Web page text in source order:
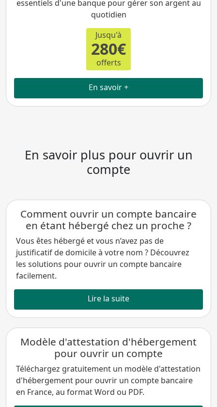
essentiels d'une banque pour gérer son argent au
quotidien
Jusqu'à
280€
offerts
En savoir +
En savoir plus pour ouvrir un
compte
Comment ouvrir un compte bancaire
en étant hébergé chez un proche ?
Vous êtes hébergé et vous n’avez pas de
justificatif de domicile à votre nom ? Découvrez
les solutions pour ouvrir un compte bancaire
facilement.
Lire la suite
Modèle d'attestation d'hébergement
pour ouvrir un compte
Téléchargez gratuitement un modèle d'attestation
d'hébergement pour ouvrir un compte bancaire
en France, au format Word ou PDF.